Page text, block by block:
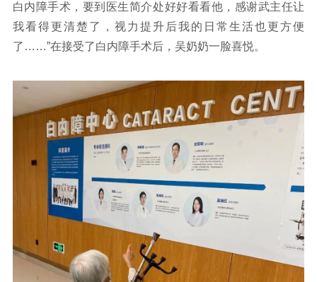
白内障手术，要到医生简介处好好看看他，感谢武主任让
我看得更清楚了，视力提升后我的日常生活也更方便
了……”在接受了白内障手术后，吴奶奶一脸喜悦。